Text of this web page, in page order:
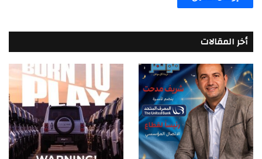
أخر المقالات